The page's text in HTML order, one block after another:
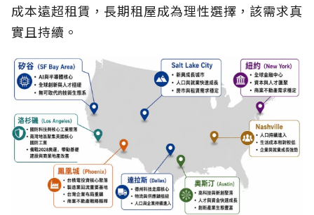
成本遠超租賃，長期租屋成為理性選擇，該需求真
實且持續。